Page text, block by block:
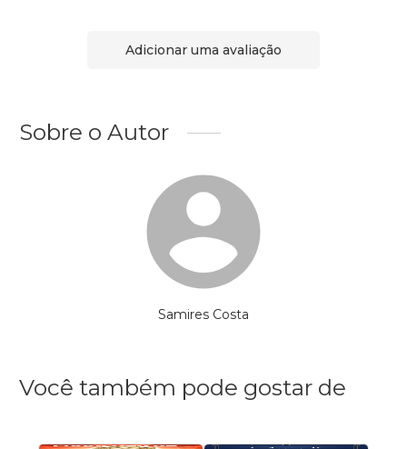
Adicionar uma avaliação
Sobre o Autor
Samires Costa
Você também pode gostar de